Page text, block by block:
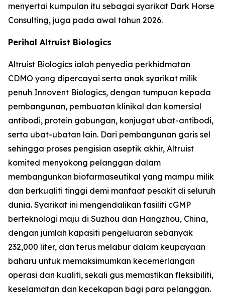
menyertai kumpulan itu sebagai syarikat Dark Horse
Consulting, juga pada awal tahun 2026.
Perihal Altruist Biologics
Altruist Biologics ialah penyedia perkhidmatan
CDMO yang dipercayai serta anak syarikat milik
penuh Innovent Biologics, dengan tumpuan kepada
pembangunan, pembuatan klinikal dan komersial
antibodi, protein gabungan, konjugat ubat-antibodi,
serta ubat-ubatan lain. Dari pembangunan garis sel
sehingga proses pengisian aseptik akhir, Altruist
komited menyokong pelanggan dalam
membangunkan biofarmaseutikal yang mampu milik
dan berkualiti tinggi demi manfaat pesakit di seluruh
dunia. Syarikat ini mengendalikan fasiliti cGMP
berteknologi maju di Suzhou dan Hangzhou, China,
dengan jumlah kapasiti pengeluaran sebanyak
232,000 liter, dan terus melabur dalam keupayaan
baharu untuk memaksimumkan kecemerlangan
operasi dan kualiti, sekali gus memastikan fleksibiliti,
keselamatan dan kecekapan bagi para pelanggan.